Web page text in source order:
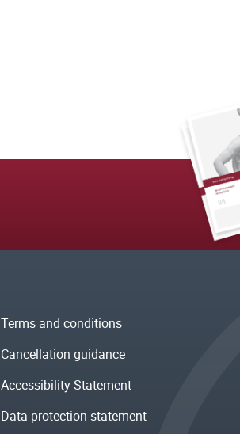
Terms and conditions
Cancellation guidance
Accessibility Statement
Data protection statement